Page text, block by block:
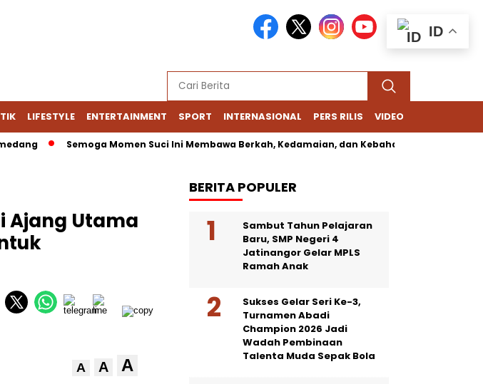
LIFESTYLE ENTERTAINMENT SPORT INTERNASIONAL PERS RILIS VIDEO
Semoga Momen Suci Ini Membawa Berkah, Kedamaian, dan Kebahagiaan Bagi Kita Semua
Ajang Utama
A A A
BERITA POPULER
Sambut Tahun Pelajaran
Baru, SMP Negeri 4
Jatinangor Gelar MPLS
Ramah Anak
Sukses Gelar Seri Ke-3,
Turnamen Abadi
Champion 2026 Jadi
Wadah Pembinaan
Talenta Muda Sepak Bola
ID